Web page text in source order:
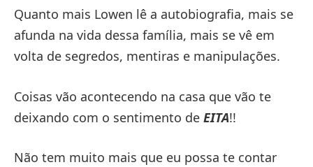
Quanto mais Lowen lê a autobiografia, mais se
afunda na vida dessa família, mais se vê em
volta de segredos, mentiras e manipulações.
Coisas vão acontecendo na casa que vão te
deixando com o sentimento de EITA!!
Não tem muito mais que eu possa te contar